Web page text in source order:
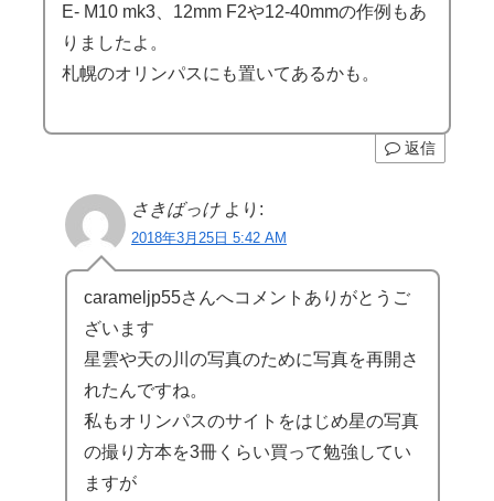
E- M10 mk3、12mm F2や12-40mmの作例もあ
りましたよ。
札幌のオリンパスにも置いてあるかも。
返信
さきばっけ より:
2018年3月25日 5:42 AM
carameljp55さんへコメントありがとうご
ざいます
星雲や天の川の写真のために写真を再開さ
れたんですね。
私もオリンパスのサイトをはじめ星の写真
の撮り方本を3冊くらい買って勉強してい
ますが